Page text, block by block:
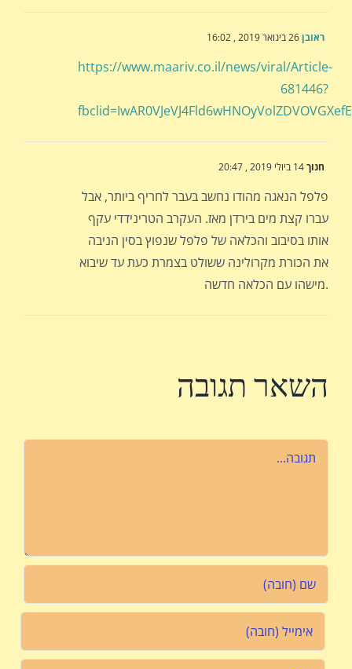
ראובן
https://www.maariv.co.il/news/viral/Article-
681446?
חנוך
פלפל הנאגה מהודו נחשב בעבר לחריף ביותר, אבל
עברו קצת מים בירדן מאז. העקרב הטרינידדי עקף
אותו בסיבוב והכלאה של פלפל שנפוץ בסין הניבה
את הכורת מקרולינה ששולט בצמרת כעת עד שיבוא
מישהו עם הכלאה חדשה.
השאר תגובה